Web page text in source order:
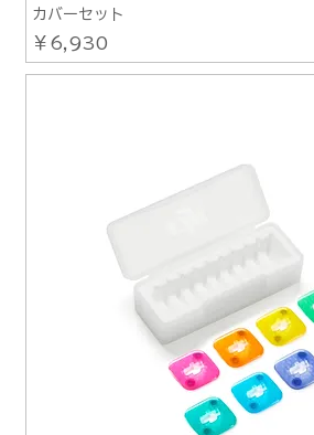
カバーセット
価格
￥6,930